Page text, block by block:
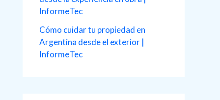
InformeTec
Cómo cuidar tu propiedad en
Argentina desde el exterior |
InformeTec